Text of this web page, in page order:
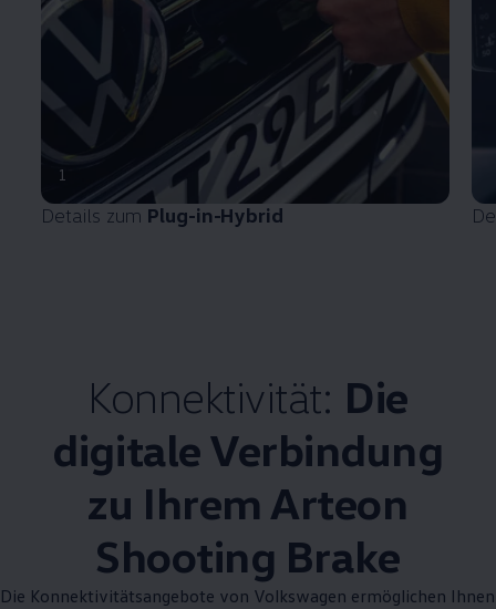
1
Details zum Plug-in-Hybrid
Konnektivität: Die
digitale Verbindung
zu Ihrem Arteon
Shooting Brake
Die Konnektivitätsangebote von Volkswagen ermöglichen Ihnen